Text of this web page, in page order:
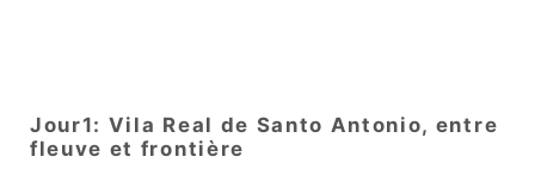
Jour1: Vila Real de Santo Antonio, entre
fleuve et frontière